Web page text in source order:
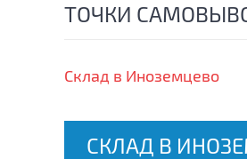
ТОЧКИ
Склад в Иноземцево
СКЛАД В